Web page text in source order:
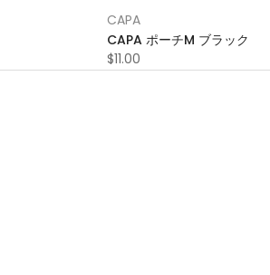
CAPA
CAPA ポーチM ブラック
$11.00